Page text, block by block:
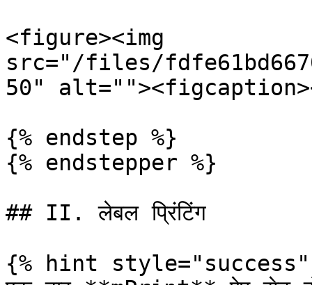
<figure><img
src="/files/
50"
{% endstep %}
{% endstepper %}
## II. लेबल प्रिंटिंग
{% hint style="success"